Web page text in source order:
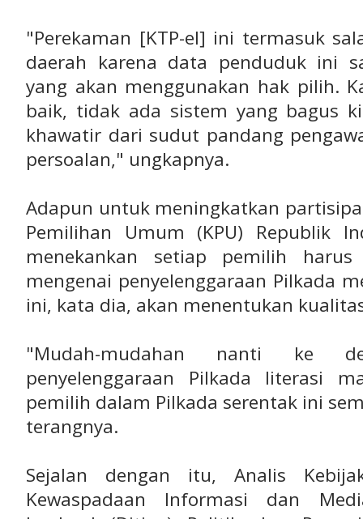
"Perekaman [KTP-el] ini termasuk
daerah karena data penduduk ini
yang akan menggunakan hak pilih.
baik, tidak ada sistem yang bagus
khawatir dari sudut pandang
persoalan," ungkapnya.
Adapun untuk meningkatkan
Pemilihan Umum (KPU) Republik
menekankan setiap pemilih
mengenai penyelenggaraan Pilkada
ini, kata dia, akan menentukan
"Mudah-mudahan nanti ke
penyelenggaraan Pilkada literasi
pemilih dalam Pilkada serentak ini
terangnya.
Sejalan dengan itu, Analis
Kewaspadaan Informasi dan